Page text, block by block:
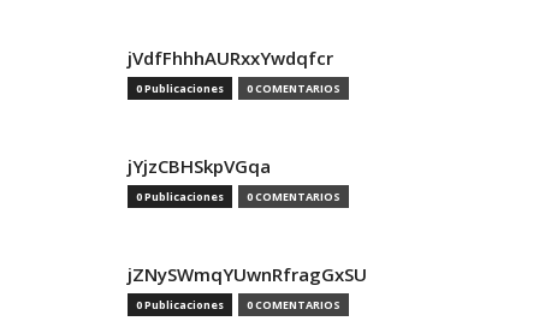
jVdfFhhhAURxxYwdqfcr
0 Publicaciones 0 COMENTARIOS
jYjzCBHSkpVGqa
0 Publicaciones 0 COMENTARIOS
jZNySWmqYUwnRfragGxSU
0 Publicaciones 0 COMENTARIOS